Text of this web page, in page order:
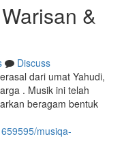
&
Discuss
dari umat Yahudi,
. Musik ini telah
beragam bentuk
musiqa-